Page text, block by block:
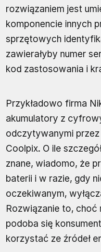
rozwiązaniem jest
komponencie innych
sprzętowych
zawierałyby numer
kod zastosowania i
Przykładowo firma
akumulatory z
odczytywanymi
Coolpix. O ile
znane, wiadomo, że
baterii i w razie, gdy
oczekiwanym,
Rozwiązanie to, choć
podoba się
korzystać ze źródeł